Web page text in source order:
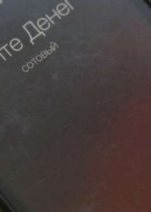
экспорт:
млн долларов
области: есть
инфраструктуры
зарплатного
вошли в топ‑15
фармацевтики